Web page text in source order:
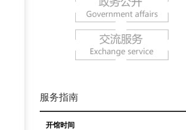
服务指南
开馆时间